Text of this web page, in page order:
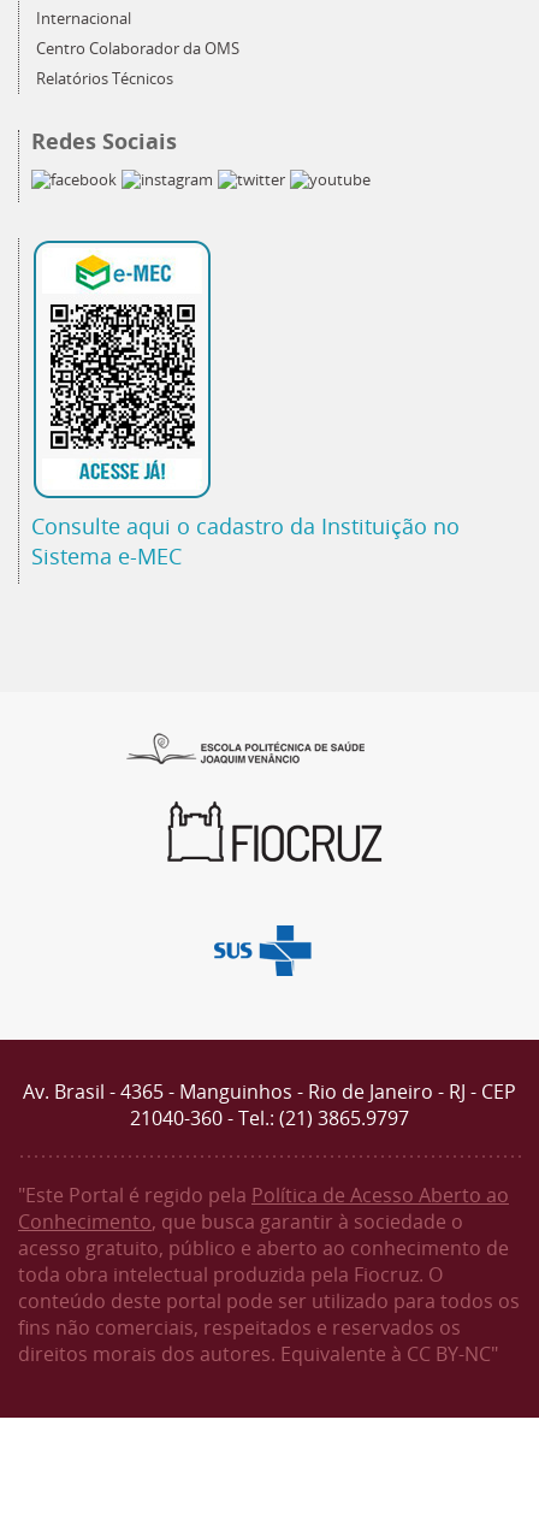
Internacional
Centro Colaborador da OMS
Relatórios Técnicos
Redes Sociais
Consulte aqui o cadastro da Instituição no
Sistema e-MEC
Av. Brasil - 4365 - Manguinhos - Rio de Janeiro - RJ - CEP
21040-360 - Tel.: (21) 3865.9797
"Este Portal é regido pela Política de Acesso Aberto ao
Conhecimento, que busca garantir à sociedade o
acesso gratuito, público e aberto ao conhecimento de
toda obra intelectual produzida pela Fiocruz. O
conteúdo deste portal pode ser utilizado para todos os
fins não comerciais, respeitados e reservados os
direitos morais dos autores. Equivalente à CC BY-NC"